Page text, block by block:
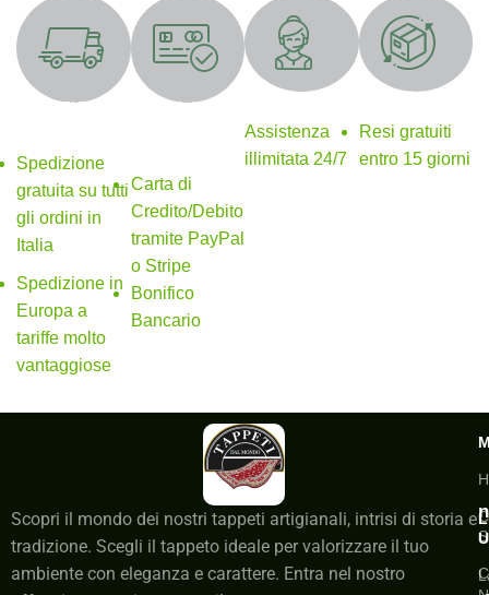
SPEDIZIONE
Spedizione
gratuita su tutti
gli ordini in
Italia
Spedizione in
Europa a
tariffe molto
vantaggiose
Metodi di
Carta di
Credito/Debito
tramite PayPal
o Stripe
Bonifico
Bancario
Supporto 24/7
Assistenza
illimitata 24/7
Resi gratuiti
Resi gratuiti
entro 15 giorni
Scopri il mondo dei nostri tappeti artigianali, intrisi di storia e
tradizione. Scegli il tappeto ideale per valorizzare il tuo
ambiente con eleganza e carattere. Entra nel nostro